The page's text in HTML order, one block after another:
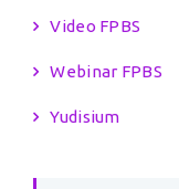
Video FPBS
Webinar FPBS
Yudisium